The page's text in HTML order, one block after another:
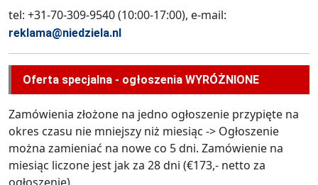
tel: +31-70-309-9540 (10:00-17:00), e-mail:
reklama@niedziela.nl
Oferta specjalna - ogłoszenia WYRÓŻNIONE
Zamówienia złożone na jedno ogłoszenie przypięte na
okres czasu nie mniejszy niż miesiąc -> Ogłoszenie
można zamieniać na nowe co 5 dni. Zamówienie na
miesiąc liczone jest jak za 28 dni (€173,- netto za